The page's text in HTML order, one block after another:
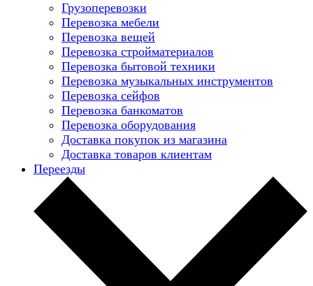
Грузоперевозки
Перевозка мебели
Перевозка вещей
Перевозка стройматериалов
Перевозка бытовой техники
Перевозка музыкальных инструментов
Перевозка сейфов
Перевозка банкоматов
Перевозка оборудования
Доставка покупок из магазина
Доставка товаров клиентам
Переезды